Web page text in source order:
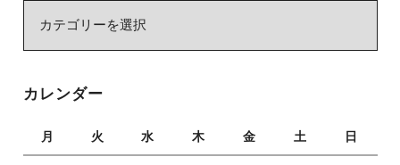
ー
カレンダー
月 火 水 木 金 土 日